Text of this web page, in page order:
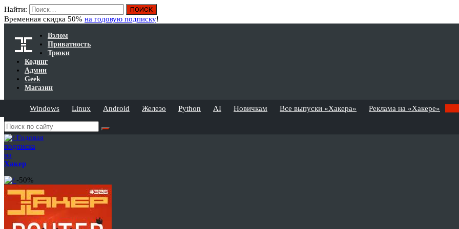
Найти:
Временная скидка 50% на годовую подписку!
Взлом
Приватность
Трюки
Кодинг
Админ
Geek
Магазин
Windows Linux Android Железо Python AI Новичкам Все выпуски «Хакера» Реклама на «Хакере»
Годовая
подписка
на
Хакер
-50%